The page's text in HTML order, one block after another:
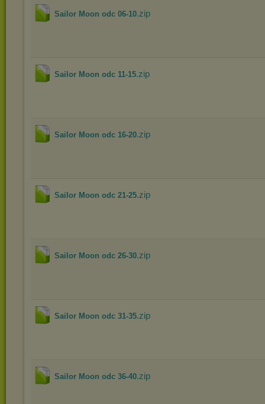
Sailor Moon odc 06-10.zip
Sailor Moon odc 11-15.zip
Sailor Moon odc 16-20.zip
Sailor Moon odc 21-25.zip
Sailor Moon odc 26-30.zip
Sailor Moon odc 31-35.zip
Sailor Moon odc 36-40.zip